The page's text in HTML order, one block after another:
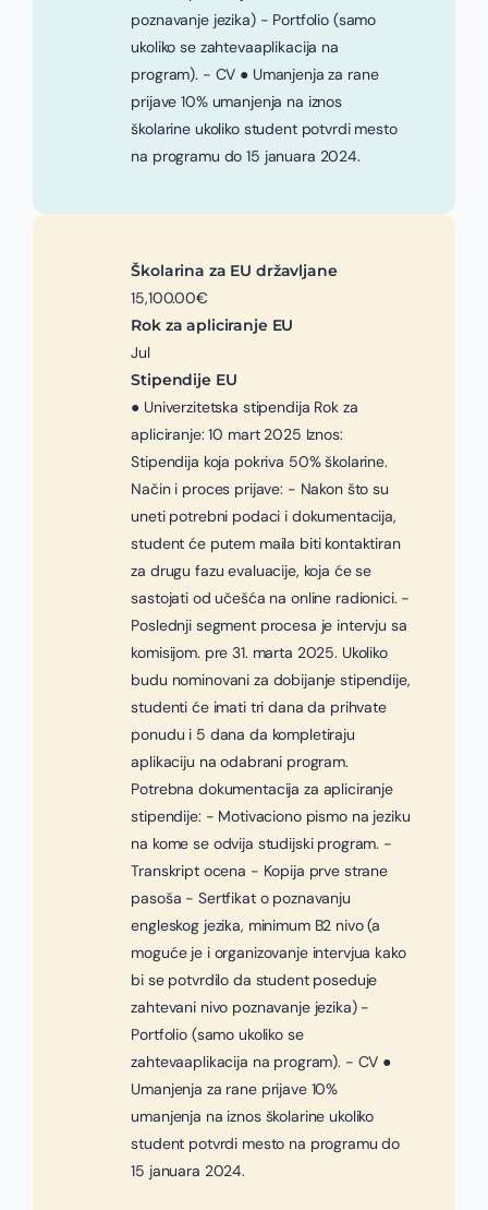
poznavanje jezika) - Portfolio (samo
ukoliko se zahtevaaplikacija na
program). - CV ● Umanjenja za rane
prijave 10% umanjenja na iznos
školarine ukoliko student potvrdi mesto
na programu do 15 januara 2024.
Školarina za EU državljane
15,100.00€
Rok za apliciranje EU
Jul
Stipendije EU
● Univerzitetska stipendija Rok za
apliciranje: 10 mart 2025 Iznos:
Stipendija koja pokriva 50% školarine.
Način i proces prijave: - Nakon što su
uneti potrebni podaci i dokumentacija,
student će putem maila biti kontaktiran
za drugu fazu evaluacije, koja će se
sastojati od učešća na online radionici. -
Poslednji segment procesa je intervju sa
komisijom. pre 31. marta 2025. Ukoliko
budu nominovani za dobijanje stipendije,
studenti će imati tri dana da prihvate
ponudu i 5 dana da kompletiraju
aplikaciju na odabrani program.
Potrebna dokumentacija za apliciranje
stipendije: - Motivaciono pismo na jeziku
na kome se odvija studijski program. -
Transkript ocena - Kopija prve strane
pasoša - Sertfikat o poznavanju
engleskog jezika, minimum B2 nivo (a
moguće je i organizovanje intervjua kako
bi se potvrdilo da student poseduje
zahtevani nivo poznavanje jezika) -
Portfolio (samo ukoliko se
zahtevaaplikacija na program). - CV ●
Umanjenja za rane prijave 10%
umanjenja na iznos školarine ukoliko
student potvrdi mesto na programu do
15 januara 2024.